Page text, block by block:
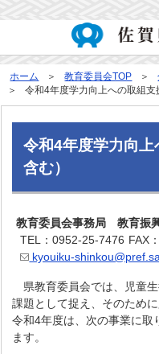
ホーム 教育委員会TOP
令和4年度学力向上への取組支
令和4年度学力向
含む）
教育委員会事務局 教育振
TEL：0952-25-7476 FAX
kyouiku-
県教育委員会では、児童
課題として捉え、そのため
令和4年度は、次の事業に取
ます。